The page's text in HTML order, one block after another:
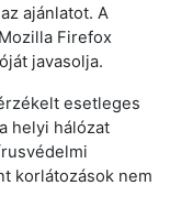
ajánlatot. A
Firefox
javasolja.
esetleges
helyi hálózat
korlátozások nem